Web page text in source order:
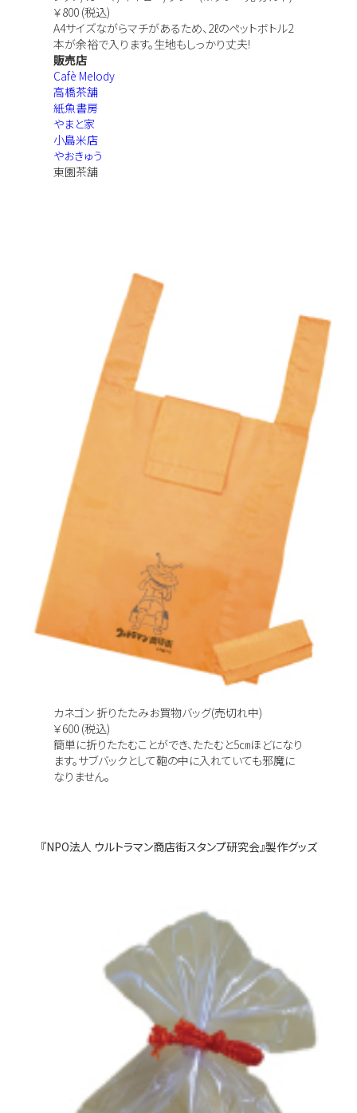
￥800 (税込)
A4サイズながらマチがあるため、2ℓのペットボトル2
本が余裕で入ります。生地もしっかり丈夫!
販売店
Cafè Melody
高橋茶舗
紙魚書房
やまと家
小島米店
やおきゅう
東園茶舗
カネゴン 折りたたみお買物バッグ(売切れ中)
￥600 (税込)
簡単に折りたたむことができ、たたむと5㎝ほどになり
ます。サブバックとして鞄の中に入れていても邪魔に
なりません。
『NPO法人 ウルトラマン商店街スタンプ研究会』製作グッズ